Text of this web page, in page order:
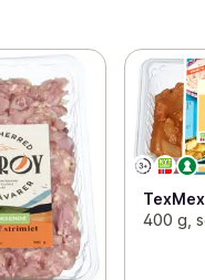
400 g,